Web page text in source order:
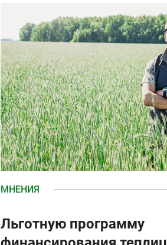
МНЕНИЯ
Льготную программу